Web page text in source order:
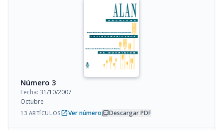
Número 3
Fecha: 31/10/2007
Octubre
13 ARTÍCULOSopen_in_newVer númeropicture_as_pdfDescargar PDF